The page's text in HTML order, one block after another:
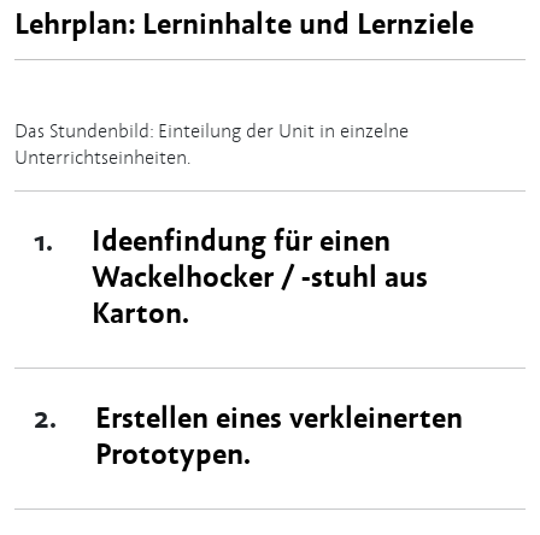
Lehrplan: Lerninhalte und Lernziele
Das Stundenbild: Einteilung der Unit in einzelne
Unterrichtseinheiten.
1.
Ideenfindung für einen
Wackelhocker / -stuhl aus
Karton.
2.
Erstellen eines verkleinerten
Prototypen.